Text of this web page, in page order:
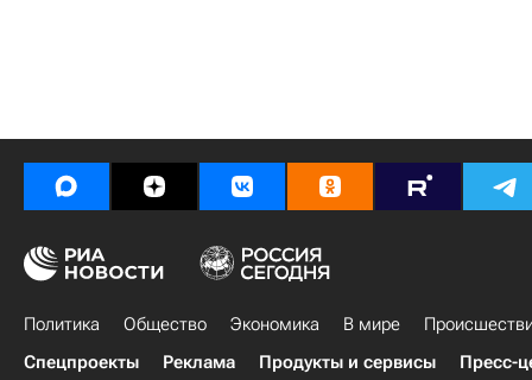
Политика Общество Экономика В мире
Спецпроекты
Реклама Продукты и сервисы Пресс-